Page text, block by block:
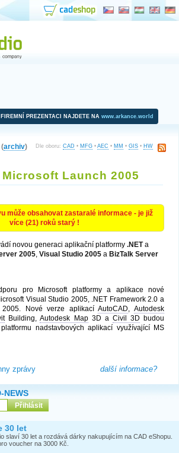
FIREMNÍ PREZENTACI NAJDETE NA www.arkance.world
Dle oboru: CAD • MFG • AEC • MM • GIS • HW
(archiv)
Microsoft Launch 2005
může obsahovat zastaralé informace - je již
více (21) roků starý !
novou generaci aplikační platformy .NETa
2005, Visual Studio 2005 a BizTalk Server
pro Microsoft platformy a aplikace nové
Visual Studio 2005, .NET Framework 2.0 a
Nové verze aplikacíAutoCAD, Autodesk
Building,Autodesk Map3D a Civil 3D budou
nadstavbových aplikací využívající MS
další informace?
zprávy
30 let
slaví 30 let a rozdává dárky nakupujícím na CAD eShopu.
voucher na 3000 Kč.